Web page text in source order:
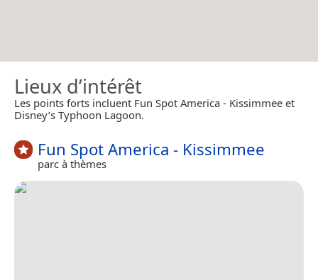
Lieux d’intérêt
Les points forts incluent Fun Spot America - Kissimmee et
Disney’s Typhoon Lagoon.
Fun Spot America - Kissimmee
parc à thèmes